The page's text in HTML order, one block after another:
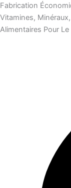
Fabrication
Vitamines,
Alimentaires Pour